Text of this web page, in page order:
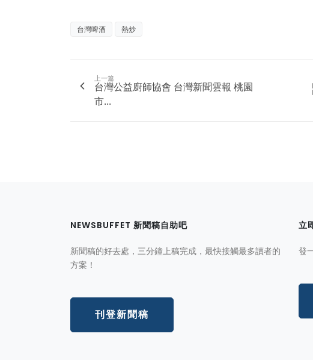
台灣啤酒 熱炒
上一篇
台灣公益廚師協會 台灣新聞雲報 桃園
市...
NEWSBUFFET 新聞稿自助吧
新聞稿的好去處，三分鐘上稿完成，最快接觸最多讀者的
方案！
刊登新聞稿
立
發